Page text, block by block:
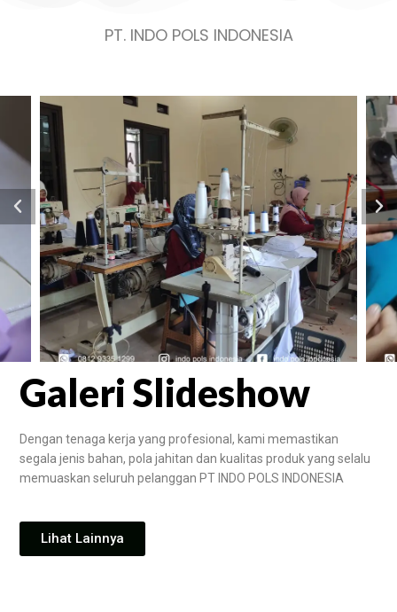
PT. INDO POLS INDONESIA
Galeri Slideshow
Dengan tenaga kerja yang profesional, kami memastikan
segala jenis bahan, pola jahitan dan kualitas produk yang selalu
memuaskan seluruh pelanggan PT INDO POLS INDONESIA
Lihat Lainnya